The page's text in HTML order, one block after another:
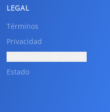
LEGAL
Términos
Privacidad
Estado